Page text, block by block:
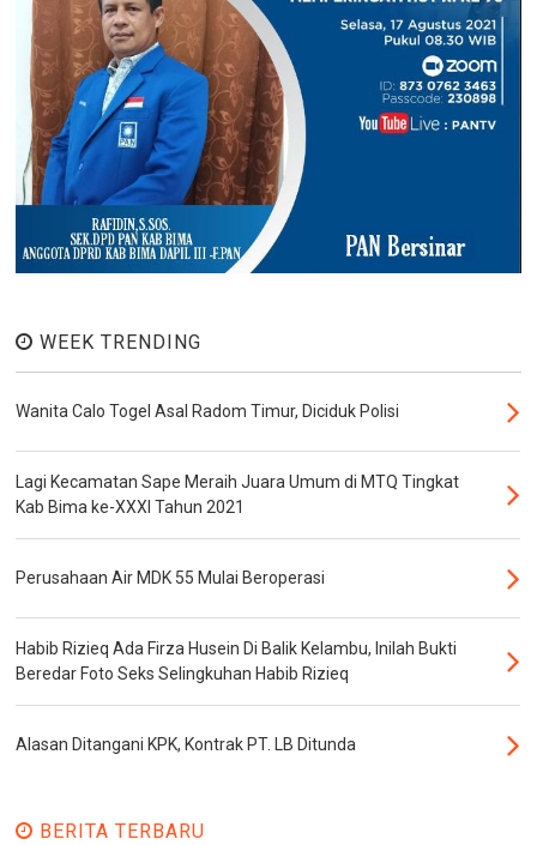
WEEK TRENDING
Wanita Calo Togel Asal Radom Timur, Diciduk Polisi
Lagi Kecamatan Sape Meraih Juara Umum di MTQ Tingkat
Kab Bima ke-XXXI Tahun 2021
Perusahaan Air MDK 55 Mulai Beroperasi
Habib Rizieq Ada Firza Husein Di Balik Kelambu, Inilah Bukti
Beredar Foto Seks Selingkuhan Habib Rizieq
Alasan Ditangani KPK, Kontrak PT. LB Ditunda
BERITA TERBARU